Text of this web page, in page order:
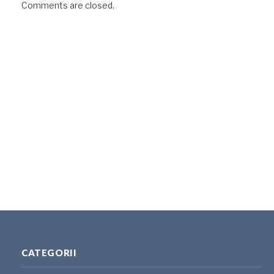
Comments are closed.
CATEGORII